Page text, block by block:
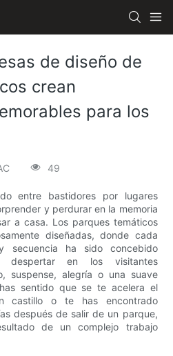
de diseño de
crean
para los
49
entre bastidores por lugares
y perdurar en la memoria
a casa. Los parques temáticos
diseñadas, donde cada
secuencia ha sido concebido
despertar en los visitantes
suspense, alegría o una suave
sentido que se te acelera el
castillo o te has encontrado
después de salir de un parque,
de un complejo trabajo